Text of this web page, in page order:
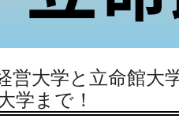
営大学と立命館大
学まで！